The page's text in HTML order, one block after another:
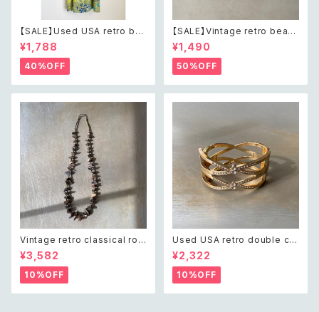
【SALE】Used USA retro bot
anical flower salopette sh
ort pants レトロ アメリカ ユー
ズド 古着 ライトグリーン ボタニ
カル フラワー サロペット ショー
トパンツ
¥1,788
40%OFF
【SALE】Vintage retro bead
s embroidery navy blue po
uch レトロ ヴィンテージ ホワイ
ト ビーズ刺繍 ネイビー 紺色 ポ
ーチ
¥1,490
50%OFF
Vintage retro classical rou
gh cut shell beads necklac
e レトロ ヴィンテージ アクセサ
リー クラシカル ラフカット シェ
ル ビーズ ネックレス
¥3,582
10%OFF
Used USA retro double cro
ss crystal bijou bangle レト
ロ アメリカ ユーズド アクセサリ
ー ゴールド ダブル クロス ビジ
ュー バングル
¥2,322
10%OFF